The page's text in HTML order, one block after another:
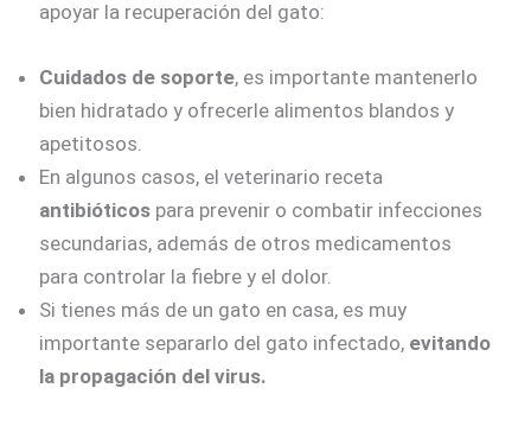
apoyar la recuperación del gato:
Cuidados de soporte, es importante mantenerlo
bien hidratado y ofrecerle alimentos blandos y
apetitosos.
En algunos casos, el veterinario receta
antibióticos para prevenir o combatir infecciones
secundarias, además de otros medicamentos
para controlar la fiebre y el dolor.
Si tienes más de un gato en casa, es muy
importante separarlo del gato infectado, evitando
la propagación del virus.